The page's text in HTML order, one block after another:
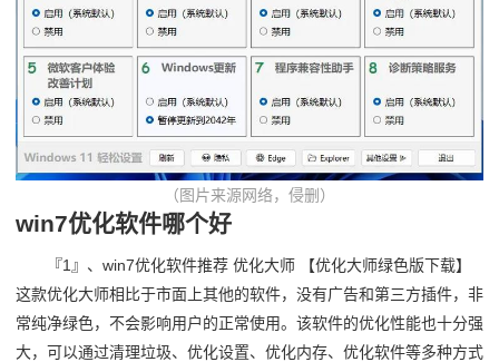
（图片来源网络，侵删）
win7优化软件哪个好
『1』、win7优化软件推荐 优化大师 【优化大师绿色版下载】
这款优化大师相比于市面上其他的软件，没有广告和第三方插件，非
常纯净绿色，不会影响用户的正常使用。该软件的优化性能也十分强
大，可以通过清理垃圾、优化设置、优化内存、优化软件等多种方式